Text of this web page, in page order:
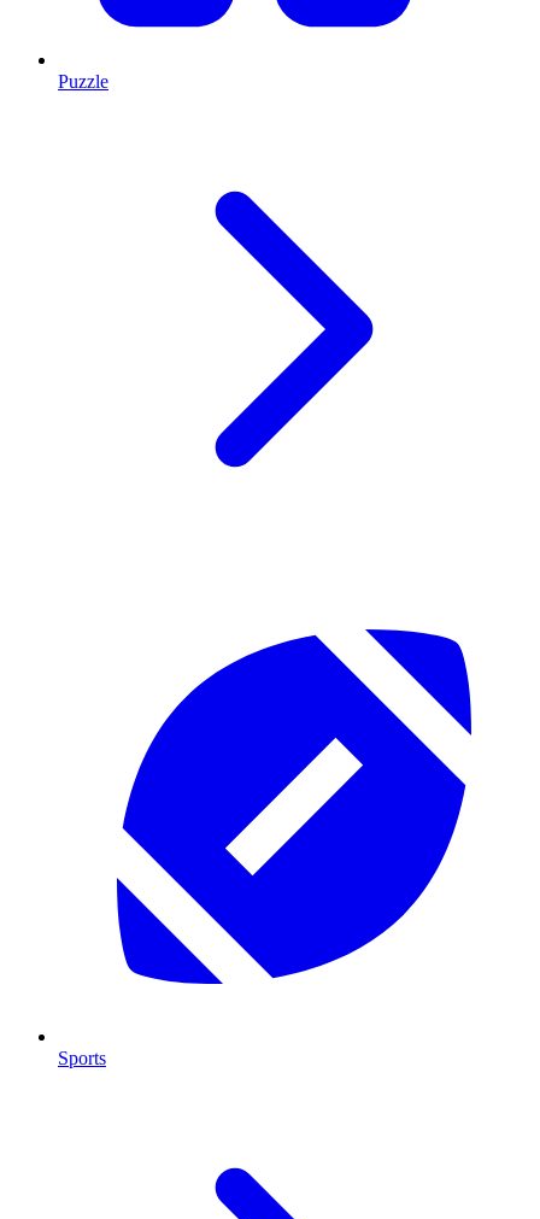
Puzzle
Sports